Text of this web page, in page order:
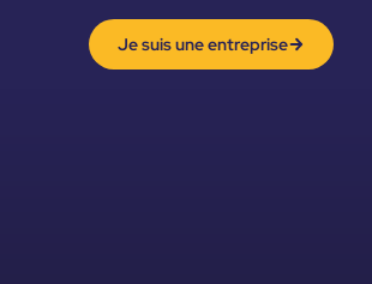
Je suis une entreprise